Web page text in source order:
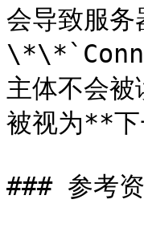
会导致服
主体不会
被视为**
### 参考